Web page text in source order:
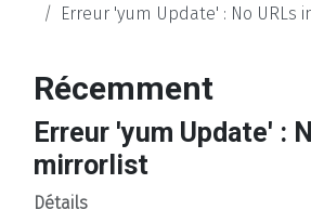
Erreur 'yum Update' : No URLs
Récemment
Erreur 'yum Update' :
mirrorlist
Détails